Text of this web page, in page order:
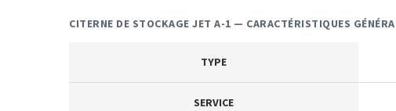
CITERNE DE STOCKAGE JET A-1 — CARACTÉRISTIQUES
TYPE
SERVICE